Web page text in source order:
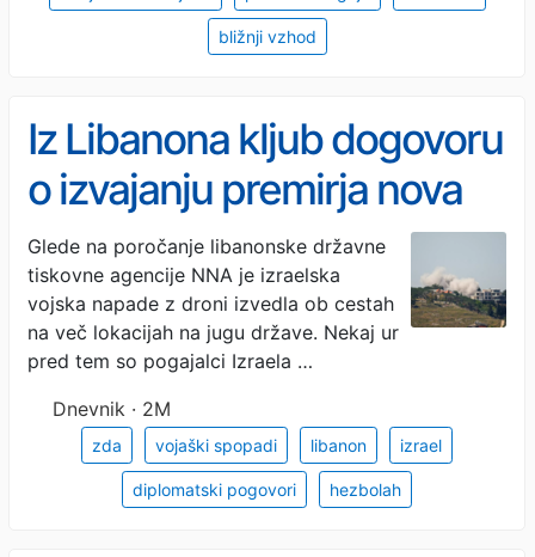
bližnji vzhod
Iz Libanona kljub dogovoru
o izvajanju premirja nova
poročila o napadih
Glede na poročanje libanonske državne
tiskovne agencije NNA je izraelska
vojska napade z droni izvedla ob cestah
na več lokacijah na jugu države. Nekaj ur
pred tem so pogajalci Izraela …
Dnevnik · 2M
zda vojaški spopadi libanon izrael
diplomatski pogovori hezbolah